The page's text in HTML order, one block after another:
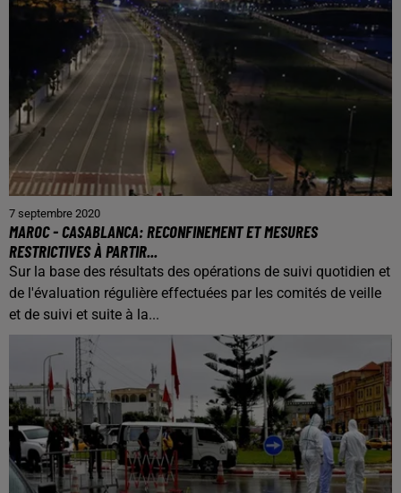
7 septembre 2020
MAROC - CASABLANCA: RECONFINEMENT ET MESURES
RESTRICTIVES À PARTIR...
Sur la base des résultats des opérations de suivi quotidien et
de l'évaluation régulière effectuées par les comités de veille
et de suivi et suite à la...